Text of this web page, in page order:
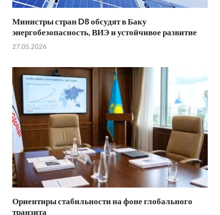
Министры стран D8 обсудят в Баку
энергобезопасность, ВИЭ и устойчивое развитие
27.05.2026
Ориентиры стабильности на фоне глобального
транзита